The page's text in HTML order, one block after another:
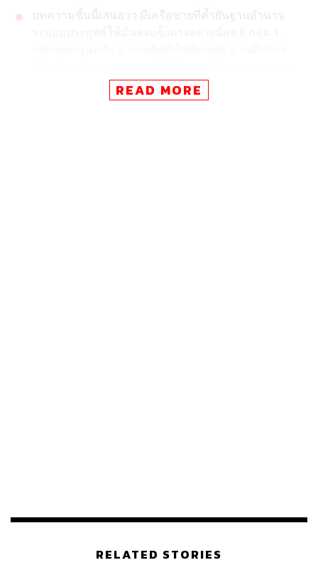
บทความชิ้นนี้เสนอว่า มีเครือข่ายที่ค้ำยันฐานอำนาจ
องค์กรอิสระสีเขียว 4. ดึง ‘ข้าราชการ’ มาเป็นคณะ
รัฐมนตรีท้องถิ่น 5. โฆษณาชวนเชื่ออย่างเป็นระบบ 6.
READ MORE
RELATED STORIES